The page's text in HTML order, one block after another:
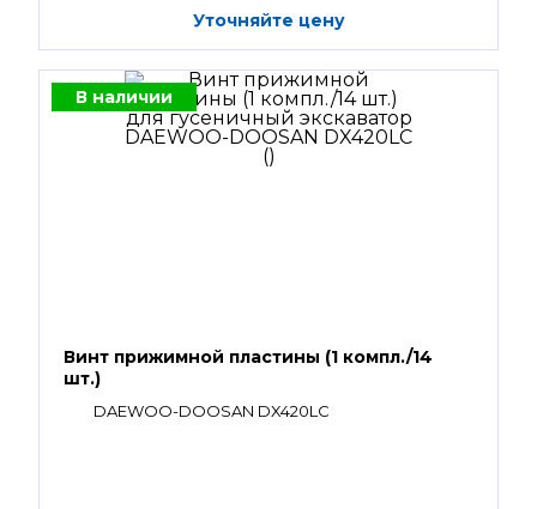
Уточняйте цену
В наличии
Винт прижимной пластины (1 компл./14
шт.)
DAEWOO-DOOSAN DX420LC